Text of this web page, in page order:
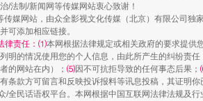
镜头丨大暑三秋
/法制/新闻网等传媒网站衷心致谢！
传媒网站，由众全影视文化传媒（北京）有限公司
可添加相应链接。
律责任：⑴本网根据法律规定或相关政府的要求提供
明的情况使用您的个人信息，由此所产生的纠纷责任
的网站在内）； ⑸因不可抗拒导致的任何事态后果；
条款方可留言和反映投诉报料等讯息投稿，其证明
全民话语权平台。本网根据中国互联网法律法规及